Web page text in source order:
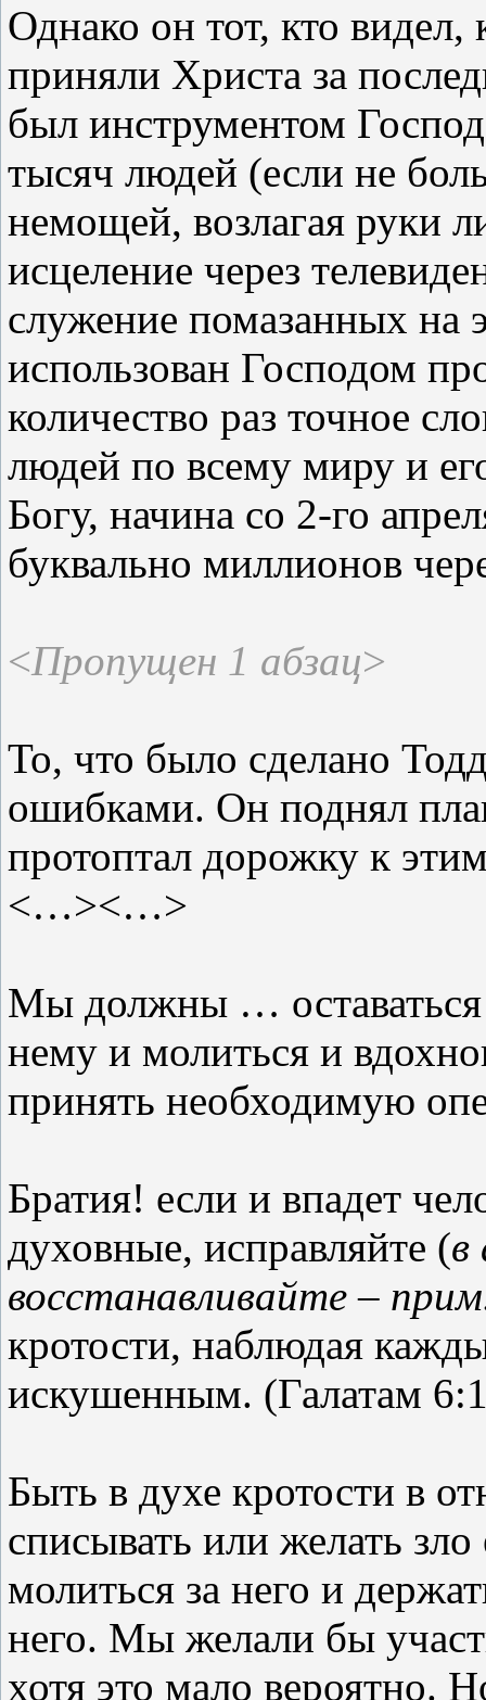
Однако он тот, кто
приняли Христа за
был инструментом
тысяч людей (если не
немощей, возлагая руки
исцеление через
служение помазанных
использован Господом
количество раз точное
людей по всему миру и
Богу, начина со 2-го
буквально миллионов
<Пропущен 1 абзац>
То, что было сделано
ошибками. Он поднял
протоптал дорожку к
<…><…>
Мы должны … оставаться
нему и молиться и
принять необходимую
Братия! если и впадет
духовные, исправляйте (в
восстанавливайте –
кротости, наблюдая
искушенным. (Галатам
Быть в духе кротости в
списывать или желать
молиться за него и
него. Мы желали бы
хотя это мало вероятно.